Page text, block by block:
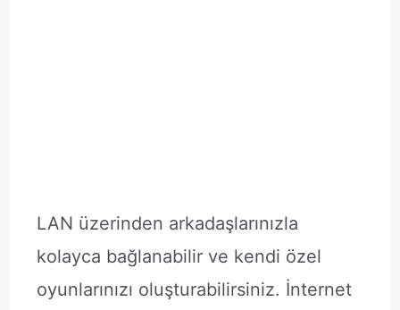
LAN üzerinden arkadaşlarınızla
kolayca bağlanabilir ve kendi özel
oyunlarınızı oluşturabilirsiniz. İnternet